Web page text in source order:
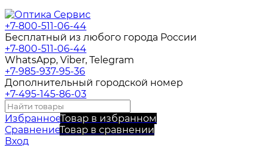
+7-800-511-06-44
Бесплатный из любого города России
+7-800-511-06-44
WhatsApp, Viber, Telegram
+7-985-937-95-36
Дополнительный городской номер
+7-495-145-86-03
ИзбранноеТовар в избранном
СравнениеТовар в сравнении
Вход